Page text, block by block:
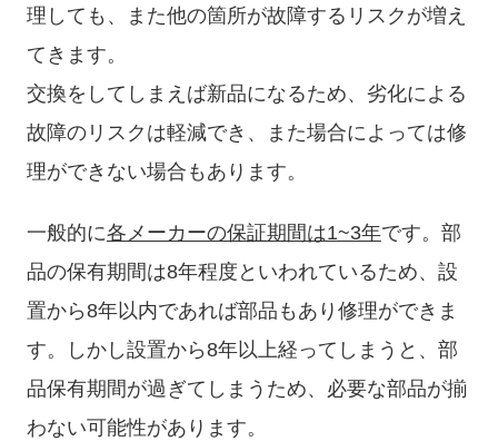
理しても、また他の箇所が故障するリスクが増え
てきます。
交換をしてしまえば新品になるため、劣化による
故障のリスクは軽減でき、また場合によっては修
理ができない場合もあります。
一般的に各メーカーの保証期間は1~3年です。部
品の保有期間は8年程度といわれているため、設
置から8年以内であれば部品もあり修理ができま
す。しかし設置から8年以上経ってしまうと、部
品保有期間が過ぎてしまうため、必要な部品が揃
わない可能性があります。